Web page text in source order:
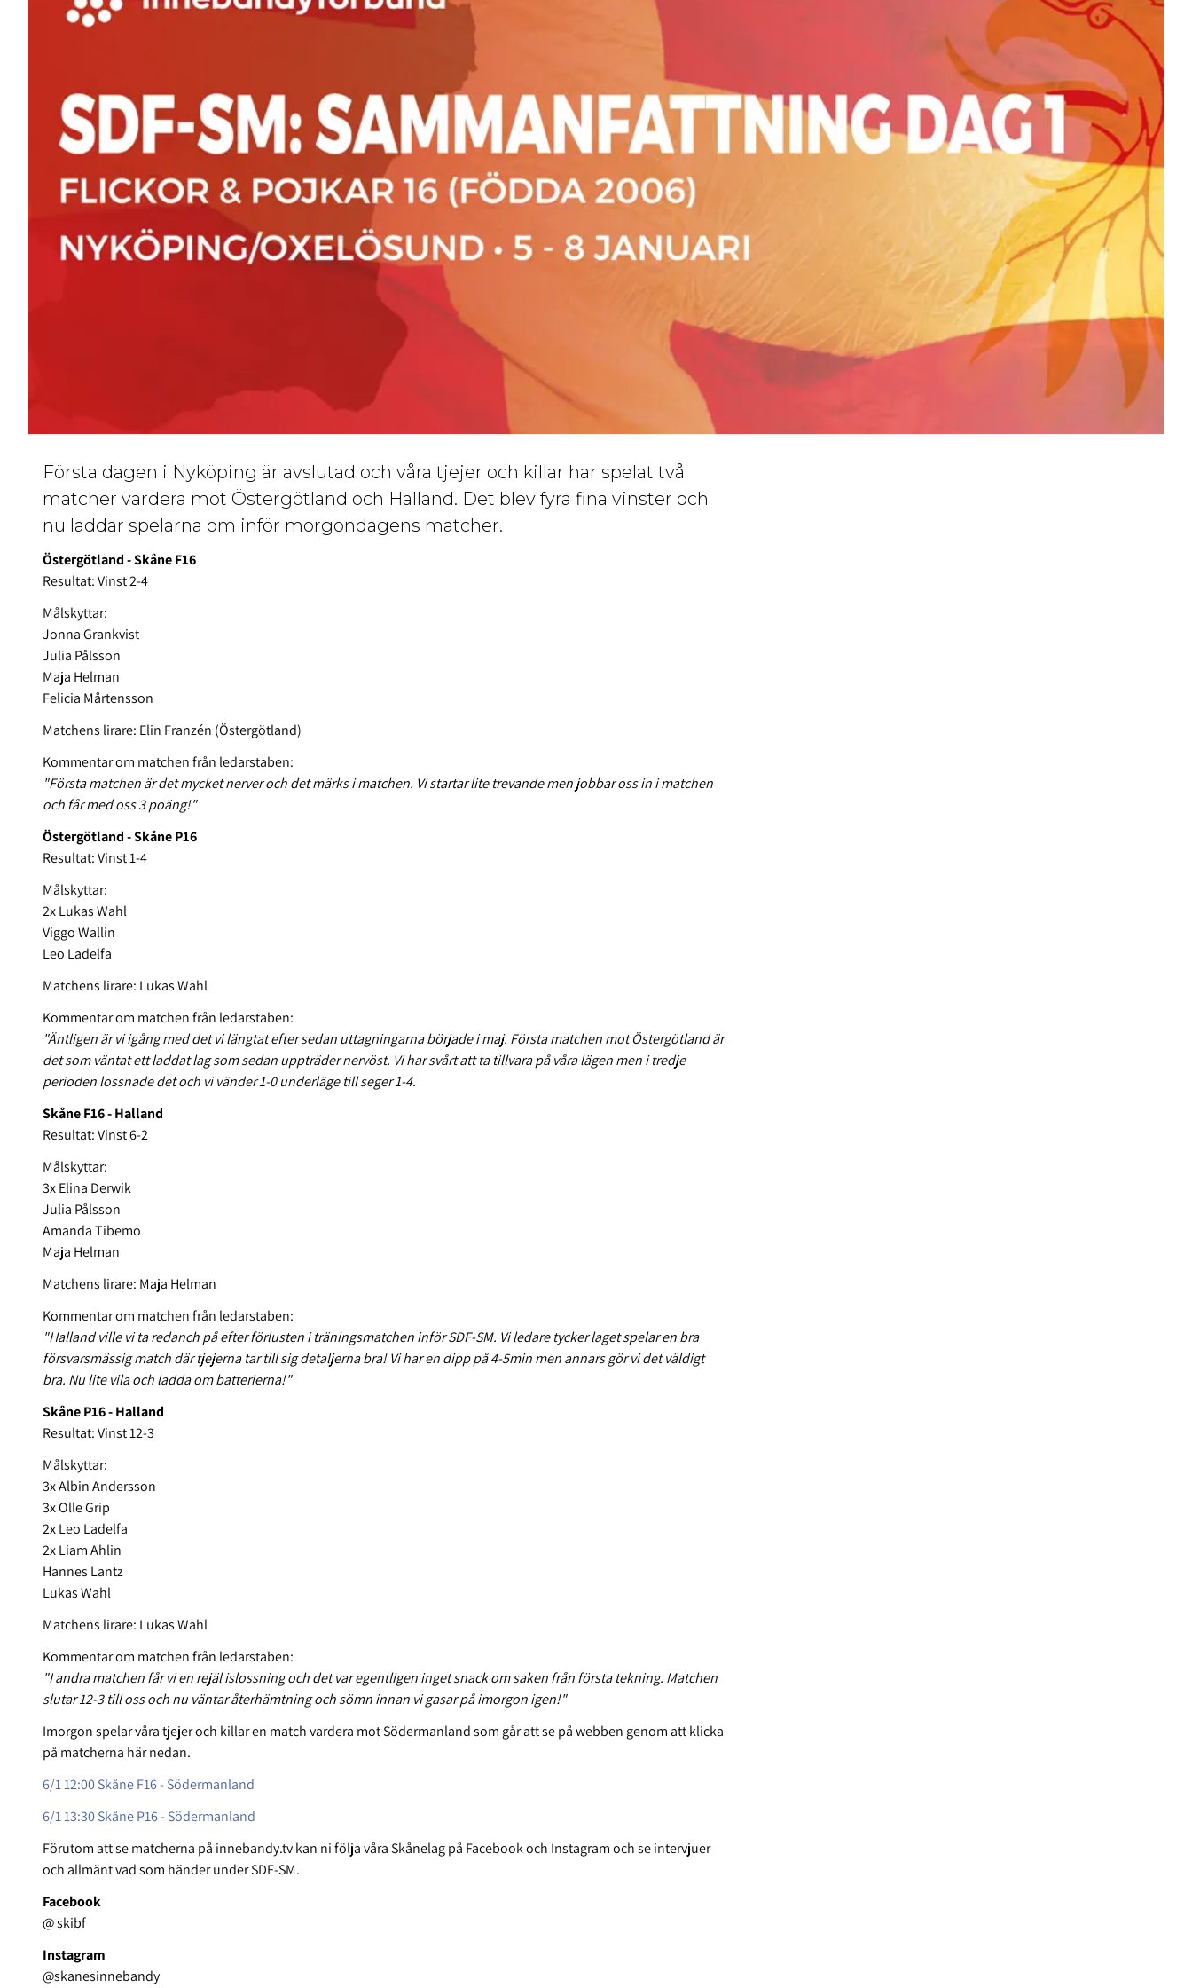
Första dagen i Nyköping är avslutad och våra tjejer och killar har spelat två
matcher vardera mot Östergötland och Halland. Det blev fyra fina vinster och
nu laddar spelarna om inför morgondagens matcher.
Östergötland - Skåne F16
Resultat: Vinst 2-4
Målskyttar:
Jonna Grankvist
Julia Pålsson
Maja Helman
Felicia Mårtensson
Matchens lirare: Elin Franzén (Östergötland)
Kommentar om matchen från ledarstaben:
"Första matchen är det mycket nerver och det märks i matchen. Vi startar lite trevande men jobbar oss in i matchen
och får med oss 3 poäng!"
Östergötland - Skåne P16
Resultat: Vinst 1-4
Målskyttar:
2x Lukas Wahl
Viggo Wallin
Leo Ladelfa
Matchens lirare: Lukas Wahl
Kommentar om matchen från ledarstaben:
"Äntligen är vi igång med det vi längtat efter sedan uttagningarna började i maj. Första matchen mot Östergötland är
det som väntat ett laddat lag som sedan uppträder nervöst. Vi har svårt att ta tillvara på våra lägen men i tredje
perioden lossnade det och vi vänder 1-0 underläge till seger 1-4.
Skåne F16 - Halland
Resultat: Vinst 6-2
Målskyttar:
3x Elina Derwik
Julia Pålsson
Amanda Tibemo
Maja Helman
Matchens lirare: Maja Helman
Kommentar om matchen från ledarstaben:
"Halland ville vi ta redanch på efter förlusten i träningsmatchen inför SDF-SM. Vi ledare tycker laget spelar en bra
försvarsmässig match där tjejerna tar till sig detaljerna bra! Vi har en dipp på 4-5min men annars gör vi det väldigt
bra. Nu lite vila och ladda om batterierna!"
Skåne P16 - Halland
Resultat: Vinst 12-3
Målskyttar:
3x Albin Andersson
3x Olle Grip
2x Leo Ladelfa
2x Liam Ahlin
Hannes Lantz
Lukas Wahl
Matchens lirare: Lukas Wahl
Kommentar om matchen från ledarstaben:
"I andra matchen får vi en rejäl islossning och det var egentligen inget snack om saken från första tekning. Matchen
slutar 12-3 till oss och nu väntar återhämtning och sömn innan vi gasar på imorgon igen!"
Imorgon spelar våra tjejer och killar en match vardera mot Södermanland som går att se på webben genom att klicka
på matcherna här nedan.
6/1 12:00 Skåne F16 - Södermanland
6/1 13:30 Skåne P16 - Södermanland
Förutom att se matcherna på innebandy.tv kan ni följa våra Skånelag på Facebook och Instagram och se intervjuer
och allmänt vad som händer under SDF-SM.
Facebook
@ skibf
Instagram
@skanesinnebandy